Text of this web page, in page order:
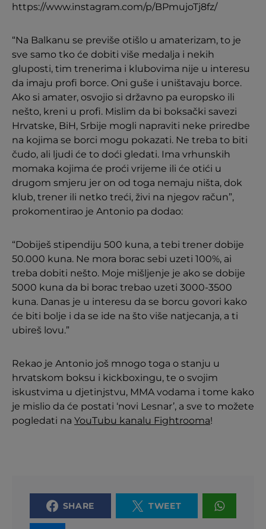
https://www.instagram.com/p/BPmujoTj8fz/
“Na Balkanu se previše otišlo u amaterizam, to je
sve samo tko će dobiti više medalja i nekih
gluposti, tim trenerima i klubovima nije u interesu
da imaju profi borce. Oni guše i uništavaju borce.
Ako si amater, osvojio si državno pa europsko ili
nešto, kreni u profi. Mislim da bi boksački savezi
Hrvatske, BiH, Srbije mogli napraviti neke priredbe
na kojima se borci mogu pokazati. Ne treba to biti
čudo, ali ljudi će to doći gledati. Ima vrhunskih
momaka kojima će proći vrijeme ili će otići u
drugom smjeru jer on od toga nemaju ništa, dok
klub, trener ili netko treći, živi na njegov račun”,
prokomentirao je Antonio pa dodao:
“Dobiješ stipendiju 500 kuna, a tebi trener dobije
50.000 kuna. Ne mora borac sebi uzeti 100%, ai
treba dobiti nešto. Moje mišljenje je ako se dobije
5000 kuna da bi borac trebao uzeti 3000-3500
kuna. Danas je u interesu da se borcu govori kako
će biti bolje i da se ide na što više natjecanja, a ti
ubireš lovu.”
Rekao je Antonio još mnogo toga o stanju u
hrvatskom boksu i kickboxingu, te o svojim
iskustvima u djetinjstvu, MMA vodama i tome kako
je mislio da će postati ‘novi Lesnar’, a sve to možete
pogledati na YouTubu kanalu Fightrooma!
SHARE TWEET